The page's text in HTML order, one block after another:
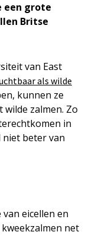
een grote
Britse
van East
als wilde
kunnen ze
zalmen. Zo
in
niet beter van
eicellen en
net